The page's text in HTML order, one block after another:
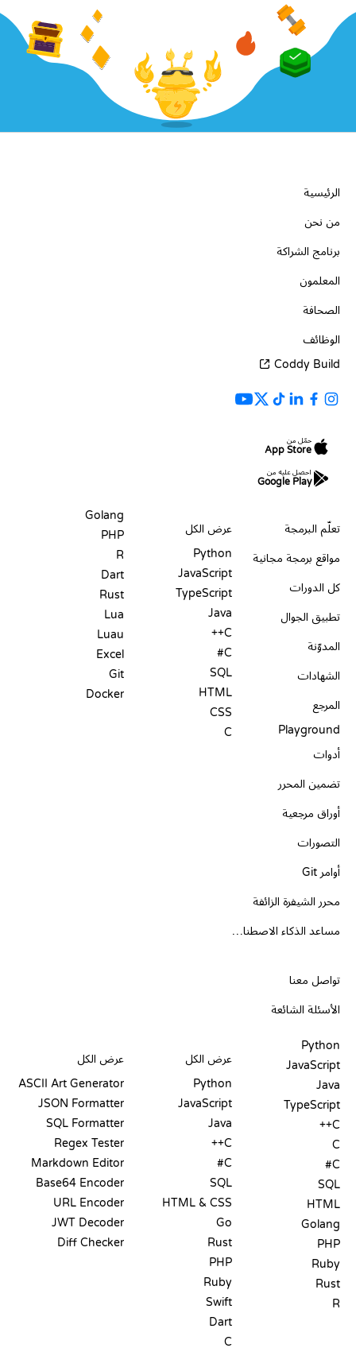
الرئيسية
من نحن
برنامج الشراكة
المعلمون
الصحافة
الوظائف
Coddy Build
حمّل من
App Store
احصل عليه من
Google Play
تعلّم البرمجة
مواقع برمجة مجانية
كل الدورات
تطبيق الجوال
المدوّنة
الشهادات
المرجع
Playground
أدوات
تضمين المحرر
أوراق مرجعية
التصورات
أوامر Git
محرر الشيفرة الزائفة
مساعد الذكاء الاصطناعي
تواصل معنا
الأسئلة الشائعة
عرض الكل
Python
JavaScript
TypeScript
Java
C++
C#
SQL
HTML
CSS
C
Golang
PHP
R
Dart
Rust
Lua
Luau
Excel
Git
Docker
Python
JavaScript
Java
TypeScript
C++
C
C#
SQL
HTML
Golang
PHP
Ruby
Rust
R
عرض الكل
Python
JavaScript
Java
C++
C#
SQL
HTML & CSS
Go
Rust
PHP
Ruby
Swift
Dart
C
عرض الكل
ASCII Art Generator
JSON Formatter
SQL Formatter
Regex Tester
Markdown Editor
Base64 Encoder
URL Encoder
JWT Decoder
Diff Checker